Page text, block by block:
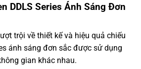
DDLS Series Ánh Sáng Đơn
trội về thiết kế và hiệu quả chiếu
ánh sáng đơn sắc được sử dụng
gian khác nhau.